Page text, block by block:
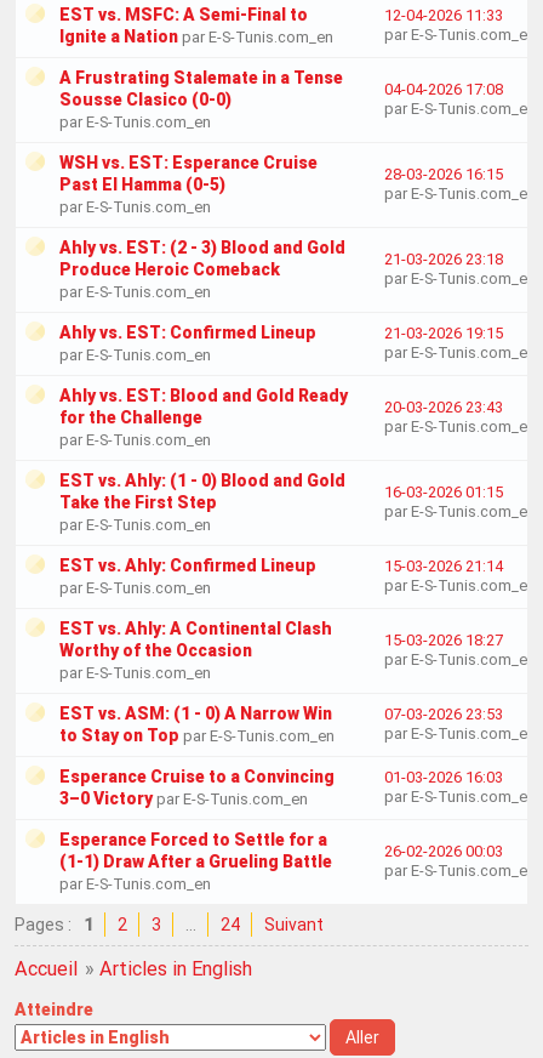
EST vs. MSFC: A Semi-Final to
Ignite a Nation par E-S-Tunis.com_en
12-04-2026 11:33
par E-S-Tunis.com_en
A Frustrating Stalemate in a Tense
Sousse Clasico (0-0)
par E-S-Tunis.com_en
04-04-2026 17:08
par E-S-Tunis.com_en
WSH vs. EST: Esperance Cruise
Past El Hamma (0-5)
par E-S-Tunis.com_en
28-03-2026 16:15
par E-S-Tunis.com_en
Ahly vs. EST: (2 - 3) Blood and Gold
Produce Heroic Comeback
par E-S-Tunis.com_en
21-03-2026 23:18
par E-S-Tunis.com_en
Ahly vs. EST: Confirmed Lineup
par E-S-Tunis.com_en
21-03-2026 19:15
par E-S-Tunis.com_en
Ahly vs. EST: Blood and Gold Ready
for the Challenge
par E-S-Tunis.com_en
20-03-2026 23:43
par E-S-Tunis.com_en
EST vs. Ahly: (1 - 0) Blood and Gold
Take the First Step
par E-S-Tunis.com_en
16-03-2026 01:15
par E-S-Tunis.com_en
EST vs. Ahly: Confirmed Lineup
par E-S-Tunis.com_en
15-03-2026 21:14
par E-S-Tunis.com_en
EST vs. Ahly: A Continental Clash
Worthy of the Occasion
par E-S-Tunis.com_en
15-03-2026 18:27
par E-S-Tunis.com_en
EST vs. ASM: (1 - 0) A Narrow Win
to Stay on Top par E-S-Tunis.com_en
07-03-2026 23:53
par E-S-Tunis.com_en
Esperance Cruise to a Convincing
3–0 Victory par E-S-Tunis.com_en
01-03-2026 16:03
par E-S-Tunis.com_en
Esperance Forced to Settle for a
(1-1) Draw After a Grueling Battle
par E-S-Tunis.com_en
26-02-2026 00:03
par E-S-Tunis.com_en
Pages : 1 2 3 24 Suivant
Accueil »Articles in English
Atteindre